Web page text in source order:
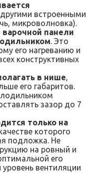
встроенными
микроволновка).
панели
. Это
его нагреванию и
конструктивных
в нише,
его габаритов.
зазор до 7
только на
которого
подложка. Не
на ровный и
его
вентиляции